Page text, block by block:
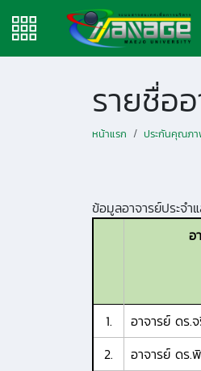
รายชื่อ
หน้าแรก ประกันคุณภ
ข้อมูลอาจารย์ประจำ
อ
1. อาจารย์ ดร.
2.
อาจารย์ ดร